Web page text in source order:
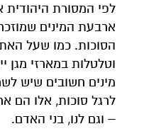
לפי המסורת היהודית
ארבעת המינים
הסוכות. כמו שעל
וטלטלות במארזי מגן
מינים חשובים שיש
לרגל סוכות, אלו הם
– וגם לנו, בני האדם.